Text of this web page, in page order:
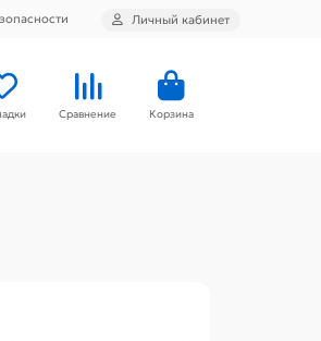
Личный кабинет
Сравнение Корзина